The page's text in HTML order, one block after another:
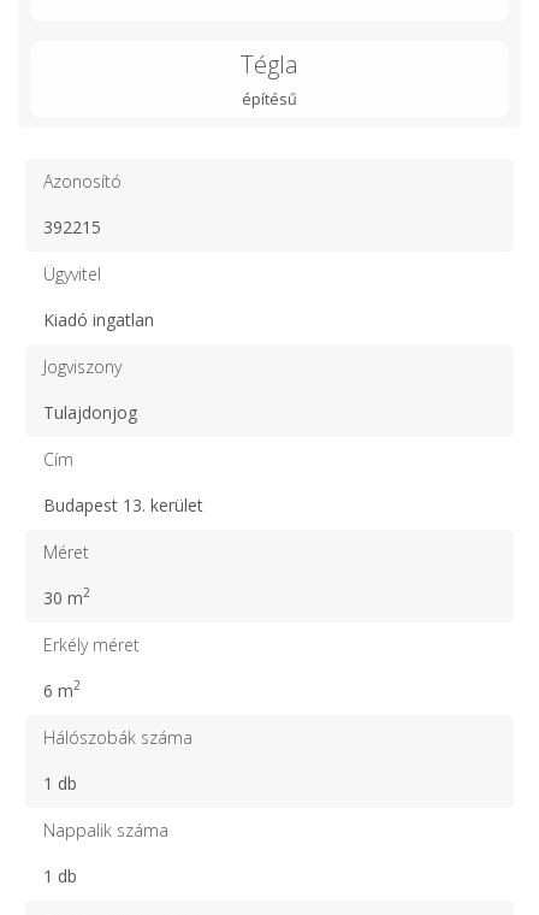
Tégla
építésű
Azonosító
392215
Ügyvitel
Kiadó ingatlan
Jogviszony
Tulajdonjog
Cím
Budapest 13. kerület
Méret
30 m2
Erkély méret
6 m2
Hálószobák száma
1 db
Nappalik száma
1 db